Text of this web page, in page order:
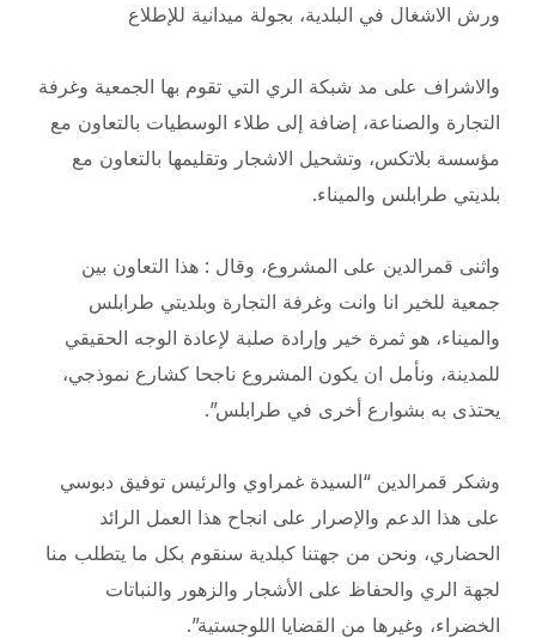
ورش الاشغال في البلدية، بجولة ميدانية للإطلاع
والاشراف على مد شبكة الري التي تقوم بها الجمعية وغرفة
التجارة والصناعة، إضافة إلى طلاء الوسطيات بالتعاون مع
مؤسسة بلاتكس، وتشحيل الاشجار وتقليمها بالتعاون مع
بلديتي طرابلس والميناء.
واثنى قمرالدين على المشروع، وقال : هذا التعاون بين
جمعية للخير انا وانت وغرفة التجارة وبلديتي طرابلس
والميناء، هو ثمرة خير وإرادة صلبة لإعادة الوجه الحقيقي
للمدينة، ونأمل ان يكون المشروع ناجحا كشارع نموذجي،
يحتذى به بشوارع أخرى في طرابلس”.
وشكر قمرالدين “السيدة غمراوي والرئيس توفيق دبوسي
على هذا الدعم والإصرار على انجاح هذا العمل الرائد
الحضاري، ونحن من جهتنا كبلدية سنقوم بكل ما يتطلب منا
لجهة الري والحفاظ على الأشجار والزهور والنباتات
الخضراء، وغيرها من القضايا اللوجستية”.